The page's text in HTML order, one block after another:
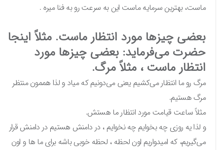
ماست، بهترین سرمایه ماست این به سرعت رو به فنا میره .
بعضی چیزها مورد انتظار ماست. مثلاً اینجا
حضرت می‌فرماید: بعضی چیزها مورد
انتظار ماست ، مثلاً مرگ.
مرگ رو ما انتظار می‌کشیم یعنی می‌دونیم که میاد و لذا هممون منتظر
مرگ هستیم.
مثلاً ساعت قیامت مورد انتظار ما هستش.
و لذا یه روزی چه بخوایم چه نخوایم ، در دامنش هستیم در دامنش قرار
می‌گیریم، که امیدواریم اون لحظه ، لحظه خوبی باشه برای ما ها و اون